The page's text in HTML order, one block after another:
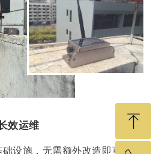
效运维
设施，无需额外改造即可部
ꁸ